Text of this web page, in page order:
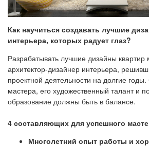
Как научиться создавать лучшие
интерьера, которых радует глаз?
Разрабатывать лучшие дизайны
архитектор-дизайнер интерьера,
проектной деятельности на долгие
мастера, его художественный талант и
образование должны быть в балансе.
4 составляющих для успешного
Многолетний опыт работы и